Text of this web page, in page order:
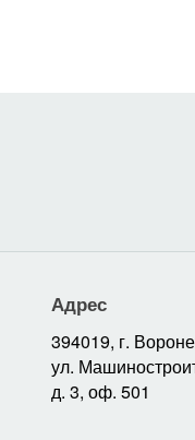
Адрес
394019, г.
ул.
д. 3, оф. 501